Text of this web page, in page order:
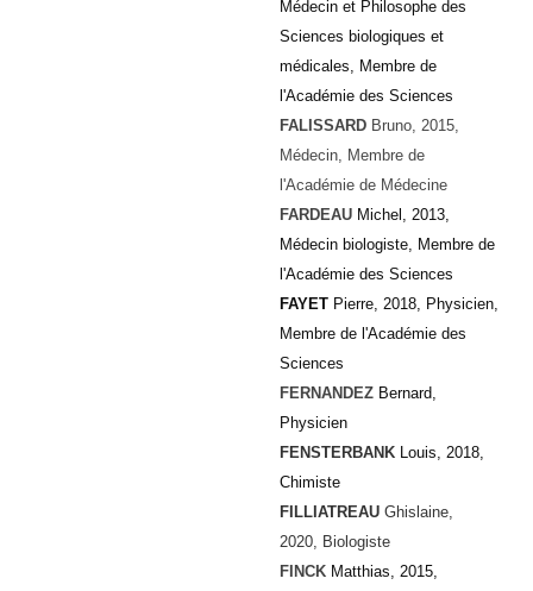
Médecin et Philosophe des
Sciences biologiques et
médicales, Membre de
l'Académie des Sciences
FALISSARD Bruno, 2015,
Médecin, Membre de
l'Académie de Médecine
FARDEAU Michel, 2013,
Médecin biologiste, Membre de
l'Académie des Sciences
FAYET Pierre, 2018, Physicien,
Membre de l'Académie des
Sciences
FERNANDEZ Bernard,
Physicien
FENSTERBANK Louis, 2018,
Chimiste
FILLIATREAU Ghislaine,
2020, Biologiste
FINCK Matthias, 2015,